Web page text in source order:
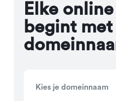
Elke
begint met